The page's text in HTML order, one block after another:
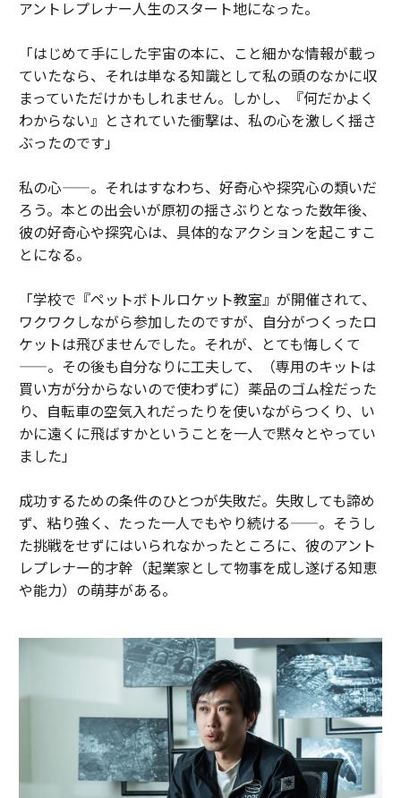
アントレプレナー人生のスタート地になった。
「はじめて手にした宇宙の本に、こと細かな情報が載っ
ていたなら、それは単なる知識として私の頭のなかに収
まっていただけかもしれません。しかし、『何だかよく
わからない』とされていた衝撃は、私の心を激しく揺さ
ぶったのです」
私の心——。それはすなわち、好奇心や探究心の類いだ
ろう。本との出会いが原初の揺さぶりとなった数年後、
彼の好奇心や探究心は、具体的なアクションを起こすこ
とになる。
「学校で『ペットボトルロケット教室』が開催されて、
ワクワクしながら参加したのですが、自分がつくったロ
ケットは飛びませんでした。それが、とても悔しくて
——。その後も自分なりに工夫して、（専用のキットは
買い方が分からないので使わずに）薬品のゴム栓だった
り、自転車の空気入れだったりを使いながらつくり、い
かに遠くに飛ばすかということを一人で黙々とやってい
ました」
成功するための条件のひとつが失敗だ。失敗しても諦め
ず、粘り強く、たった一人でもやり続ける——。そうし
た挑戦をせずにはいられなかったところに、彼のアント
レプレナー的才幹（起業家として物事を成し遂げる知恵
や能力）の萌芽がある。